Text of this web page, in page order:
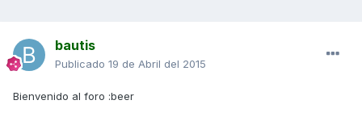
bautis
Publicado 19 de Abril del 2015
Bienvenido al foro :beer